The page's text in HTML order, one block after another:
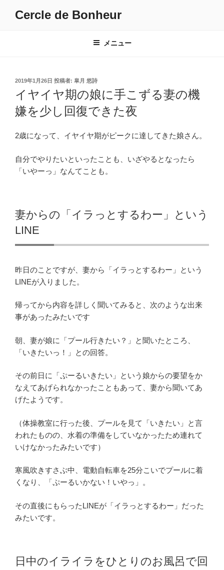
Cercle de Bonheur
メニュー
投
日:
2019年1月26日 投稿者: 皐月 悠詩
イヤイヤ期の娘に手こずる妻の機
嫌を少し回復できた夜
2歳になって、イヤイヤ期がピークに達してきた娘さん。
自分でやりたいといったことも、いざやるとなったら
「いやーっ」なんてことも。
妻からの「イラっとするわー」という
LINE
昨日のことですが、妻から「イラっとするわー」という
LINEが入りました。
帰ってから内容を詳しく聞いてみると、次のような出来
事があったみたいです
朝、妻が娘に「プール行きたい？」と聞いたところ、
「いきたいっ！」との回答。
その前日に「ぷーるいきたい」という娘からの要望をか
なえてあげられなかったこともあって、妻から聞いてあ
げたようです。
（体操教室に行った後、プールを見て「いきたい」と言
われたものの、水着の準備をしていなかったため連れて
いけなかったみたいです）
寒風吹きすさぶ中、電動自転車を25分こいでプールに着
くなり、「ぷーるいかない！いやっ」。
その直後にもらったLINEが「イラっとするわー」だった
みたいです。
日中のイライラをひとりのお風呂で回